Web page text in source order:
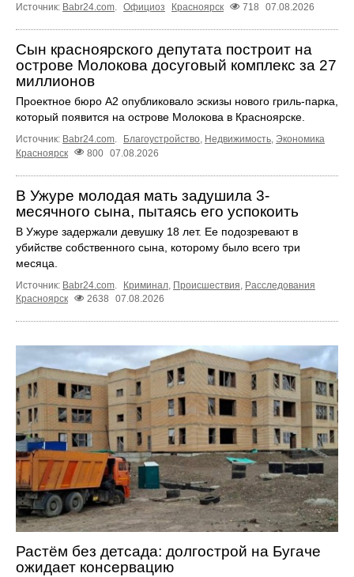
Источник: Babr24.com. Официоз Красноярск 718 07.08.2026
Сын красноярского депутата построит на
острове Молокова досуговый комплекс за 27
миллионов
Проектное бюро А2 опубликовало эскизы нового гриль-парка,
который появится на острове Молокова в Красноярске.
Источник: Babr24.com. Благоустройство, Недвижимость, Экономика
Красноярск
800 07.08.2026
В Ужуре молодая мать задушила 3-
месячного сына, пытаясь его успокоить
В Ужуре задержали девушку 18 лет. Ее подозревают в
убийстве собственного сына, которому было всего три
месяца.
Источник: Babr24.com Криминал Происшествия Расследования
Красноярск
2638 07.08.2026
Растём без детсада: долгострой на Бугаче
ожидает консервацию